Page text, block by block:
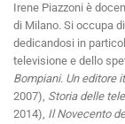
Irene Piazzoni è
di Milano. Si occupa
dedicandosi in
televisione e dello
Bompiani. Un editore
2007), Storia delle
2014), Il Novecento